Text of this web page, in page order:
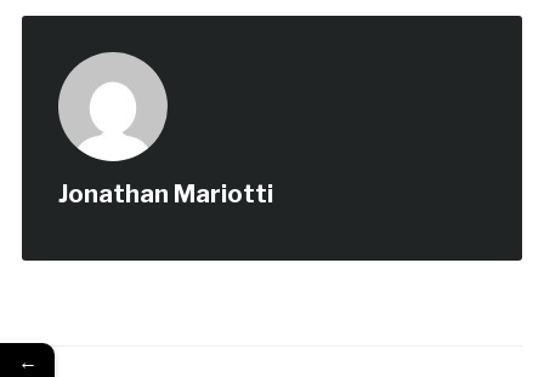
Jonathan Mariotti
←